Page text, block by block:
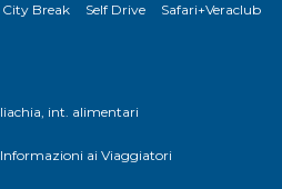
City Break Self Drive Safari+Veraclub
int. alimentari
Informazioni ai Viaggiatori